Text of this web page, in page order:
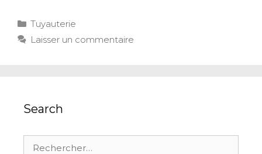
Tuyauterie
Laisser un commentaire
Search